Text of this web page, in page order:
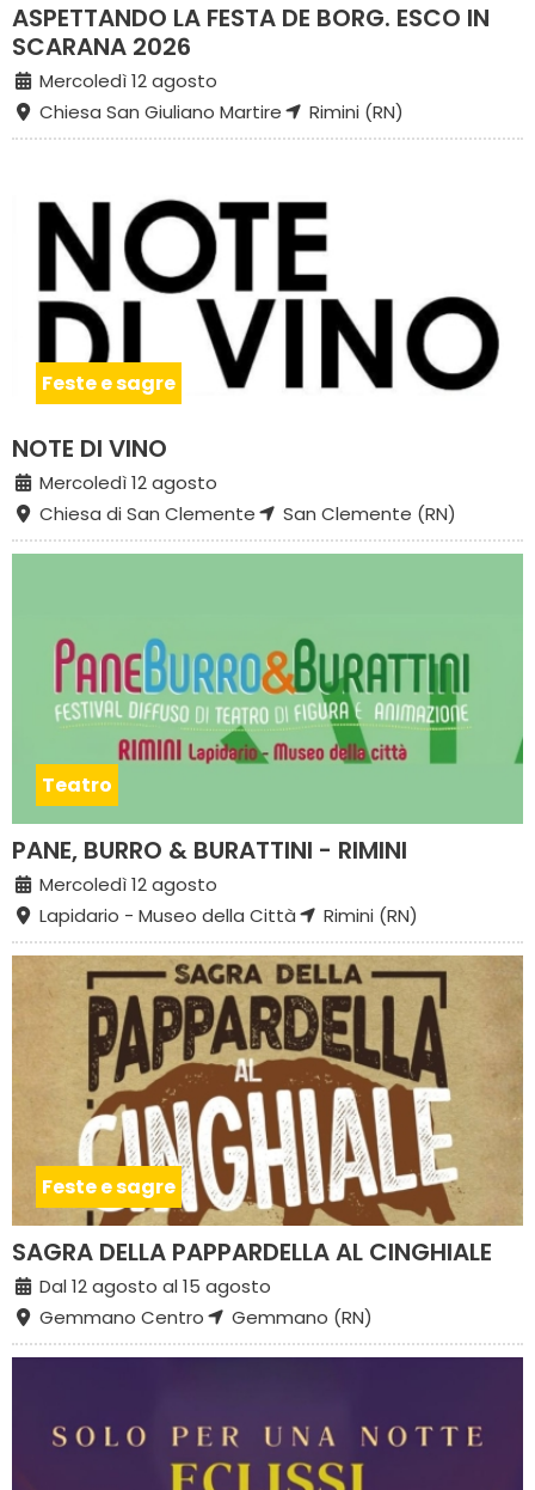
ASPETTANDO LA FESTA DE BORG. ESCO IN
SCARANA 2026
Mercoledì 12 agosto
Chiesa San Giuliano Martire
Rimini (RN)
Feste e sagre
NOTE DI VINO
Mercoledì 12 agosto
Chiesa di San Clemente
San Clemente (RN)
Teatro
PANE, BURRO & BURATTINI - RIMINI
Mercoledì 12 agosto
Lapidario - Museo della Città
Rimini (RN)
Feste e sagre
SAGRA DELLA PAPPARDELLA AL CINGHIALE
Dal 12 agosto al 15 agosto
Gemmano Centro
Gemmano (RN)